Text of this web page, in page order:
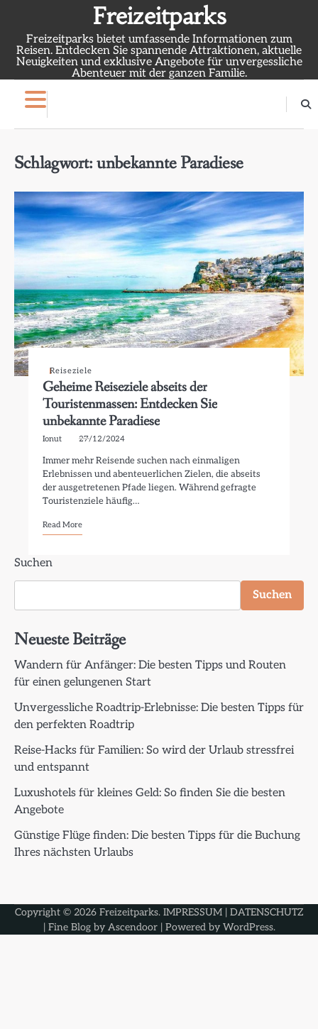
content
Freizeitparks
Freizeitparks bietet umfassende Informationen zum
Reisen. Entdecken Sie spannende Attraktionen, aktuelle
Neuigkeiten und exklusive Angebote für unvergessliche
Abenteuer mit der ganzen Familie.
Schlagwort:unbekannte Paradiese
Reiseziele
Geheime Reiseziele abseits der
Touristenmassen: Entdecken Sie
unbekannte Paradiese
Ionut 27/12/2024
Immer mehr Reisende suchen nach einmaligen
Erlebnissen und abenteuerlichen Zielen, die abseits
der ausgetretenen Pfade liegen. Während gefragte
Touristenziele häufig…
Read More
Suchen
Suchen
Neueste Beiträge
Wandern für Anfänger: Die besten Tipps und Routen
für einen gelungenen Start
Unvergessliche Roadtrip-Erlebnisse: Die besten Tipps für
den perfekten Roadtrip
Reise-Hacks für Familien: So wird der Urlaub stressfrei
und entspannt
Luxushotels für kleines Geld: So finden Sie die besten
Angebote
Günstige Flüge finden: Die besten Tipps für die Buchung
Ihres nächsten Urlaubs
Copyright © 2026 Freizeitparks. IMPRESSUM| DATENSCHUTZ
| Fine Blog by Ascendoor| Powered by WordPress.